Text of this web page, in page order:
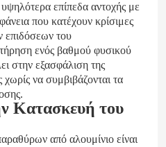
επίπεδα αντοχής με
που κατέχουν κρίσιμες
επιδόσεων του
ενός βαθμού φυσικού
στην εξασφάλιση της
να συμβιβάζονται τα
Κατασκευή του
από αλουμίνιο είναι